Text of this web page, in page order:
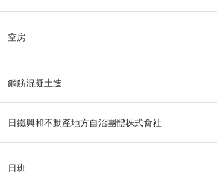
空房
鋼筋混凝土造
日鐵興和不動產地方自治團體株式會社
日班